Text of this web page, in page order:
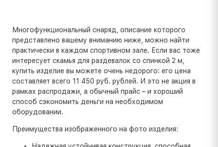
Многофункциональный снаряд, описание которого
представлено вашему вниманию ниже, можно найти
практически в каждом спортивном зале. Если вас тоже
интересует скамья для раздевалок со спинкой 2 м,
купить изделие вы можете очень недорого: его цена
составляет всего 11 450 руб. рублей. И это не акция в
рамках распродажи, а обычный прайс – и хороший
способ сэкономить деньги на необходимом
оборудовании.
Преимущества изображенного на фото изделия: